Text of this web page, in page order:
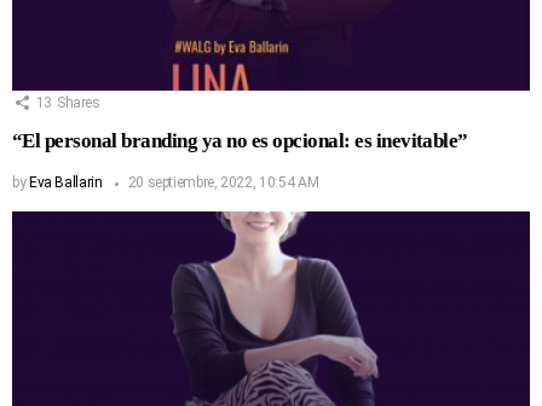
13 Shares
“El personal branding ya no es opcional: es inevitable”
by Eva Ballarin 20 septiembre, 2022, 10:54 AM